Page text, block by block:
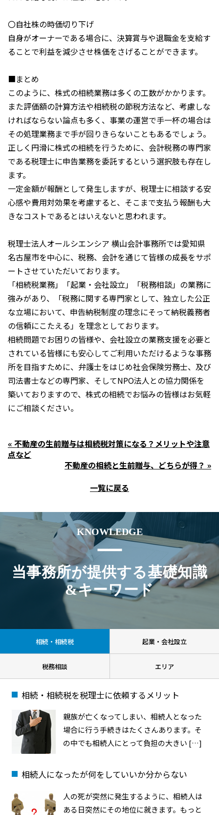
〇自社株の時価切り下げ
自身がオーナーである場合に、決算賞与や退職金を支給す
ることで利益を減少させ株価をさげることができます。
■まとめ
このように、株式の相続業務は多くの工数がかかります。
また評価額の計算方法や相続税の節税方法など、考慮しな
ければならない論点も多く、事業の運営で手一杯の場合は
その処理業務まで手が回りきらないこともあるでしょう。
正しく円滑に株式の相続を行うために、会計税務の専門家
である税理士に申告業務を委託するという選択肢も存在し
ます。
一定金額が報酬として発生しますが、税理士に相談する安
心感や費用対効果を考慮すると、そこまで支払う報酬も大
きなコストであるとはいえないと思われます。
税理士法人オールシエンシア 横山会計事務所では愛知県
名古屋市を中心に、税務、会計を通じて皆様の成長をサポ
ートさせていただいております。
「相続税業務」「起業・会社設立」「税務相談」の業務に
強みがあり、「税務に関する専門家として、独立した公正
な立場において、申告納税制度の理念にそって納税義務者
の信頼にこたえる」を理念としております。
相続問題でお困りの皆様や、会社設立の業務支援を必要と
されている皆様にも安心してご利用いただけるような事務
所を目指すために、弁護士をはじめ社会保険労務士、及び
司法書士などの専門家、そしてNPO法人との協力関係を
築いておりますので、株式の相続でお悩みの皆様はお気軽
にご相談ください。
« 不動産の生前贈与は相続税対策になる？メリットや注意
点など
不動産の相続と生前贈与、どちらが得？ »
一覧に戻る
KNOWLEDGE
当事務所が提供する基礎知識
&キーワード
相続・相続税 起業・会社設立
税務相談 エリア
相続・相続税を税理士に依頼するメリット
親族が亡くなってしまい、相続人となった
場合に行う手続きはたくさんあります。そ
の中でも相続人にとって負担の大きい […]
相続人になったが何をしていいか分からない
人の死が突然に発生するように、相続人は
ある日突然にその地位に就きます。もっと